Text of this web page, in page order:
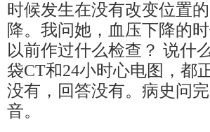
时候发生在没有改变位置
降。我问她，血压下降的
以前作过什么检查？ 说什
袋CT和24小时心电图，都
没有，回答没有。病史问
音。